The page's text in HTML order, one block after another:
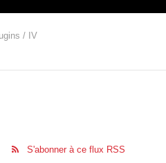
/ IV
S'abonner à ce flux RSS